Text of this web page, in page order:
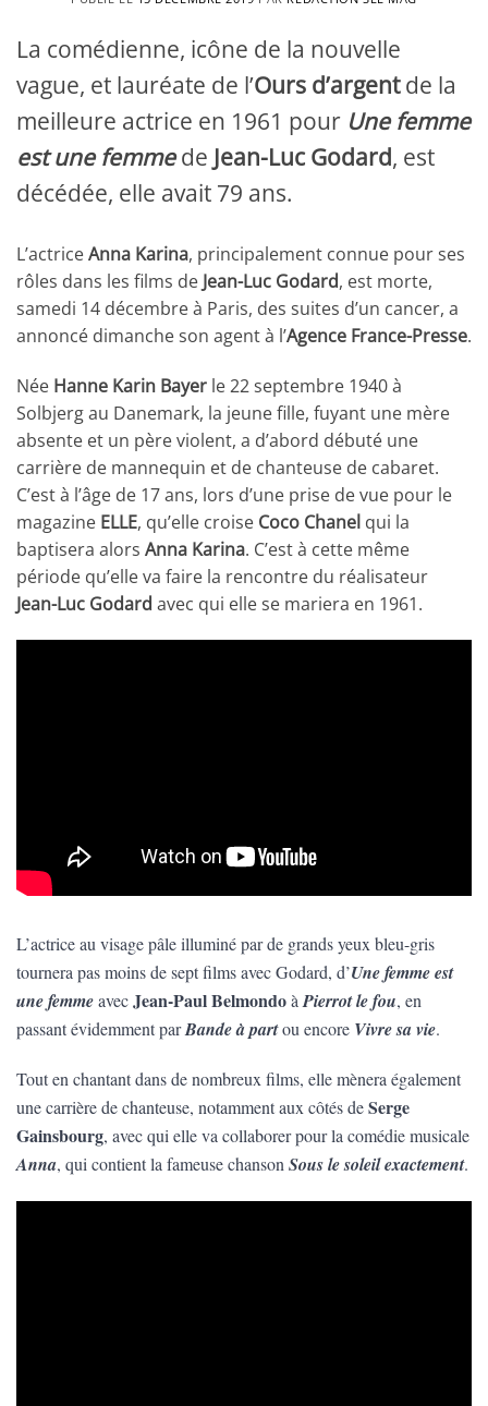
La comédienne, icône de la nouvelle
vague, et lauréate de l’Ours d’argentde la
meilleure actrice en 1961 pour Une femme
est une femmede Jean-Luc Godard, est
décédée, elle avait 79 ans.
L’actriceAnna Karina, principalement connue pour ses
rôles dans les films de Jean-Luc Godard, est morte,
samedi 14 décembre à Paris, des suites d’un cancer, a
annoncé dimanche son agent à l’Agence France-Presse.
Née Hanne Karin Bayer le 22 septembre 1940 à
Solbjerg au Danemark, la jeune fille, fuyant une mère
absente et un père violent, a d’abord débuté une
carrière de mannequin et de chanteuse de cabaret.
C’est à l’âge de 17 ans, lors d’une prise de vue pour le
magazine ELLE, qu’elle croise Coco Chanel qui la
baptisera alors Anna Karina. C’est à cette même
période qu’elle va faire la rencontre du réalisateur
Jean-Luc Godard avec qui elle se mariera en 1961.
L’actrice au visage pâle illuminé par de grands yeux bleu-gris
tournera pas moins de sept films avec Godard, d’Une femme est
une femmeavecJean-Paul Belmondoà Pierrot le fou, en
passant évidemment parBande à partou encore Vivre sa vie.
Tout en chantant dans de nombreux films, elle mènera également
une carrière de chanteuse, notamment aux côtés deSerge
Gainsbourg, avec qui elle va collaborer pour la comédie musicale
Anna, qui contient la fameuse chansonSous le soleil exactement.